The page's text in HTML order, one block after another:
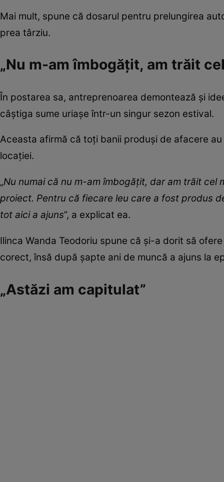
Mai mult, spune că dosarul pentru prelungirea
prea târziu.
„Nu m-am îmbogățit, am trăit
În postarea sa, antreprenoarea demontează și
câștiga sume uriașe într-un singur sezon estival.
Aceasta afirmă că toți banii produși de afacere
locației.
„Nu numai că nu m-am îmbogățit, dar am trăit
proiect. Pentru că fiecare leu care a fost produs
tot aici a ajuns”, a explicat ea.
Ilinca Wanda Teodoriu spune că și-a dorit să
corect, însă după șapte ani de muncă a ajuns la
„Astăzi am capitulat”